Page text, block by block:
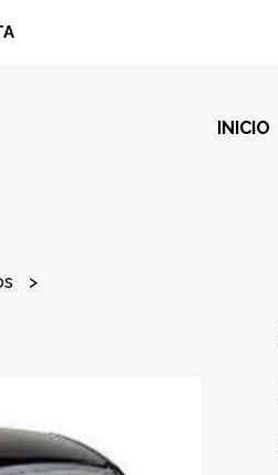
INICIO